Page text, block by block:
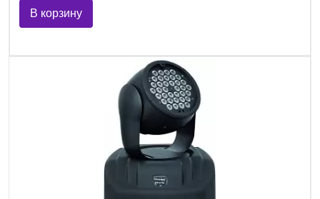
В корзину